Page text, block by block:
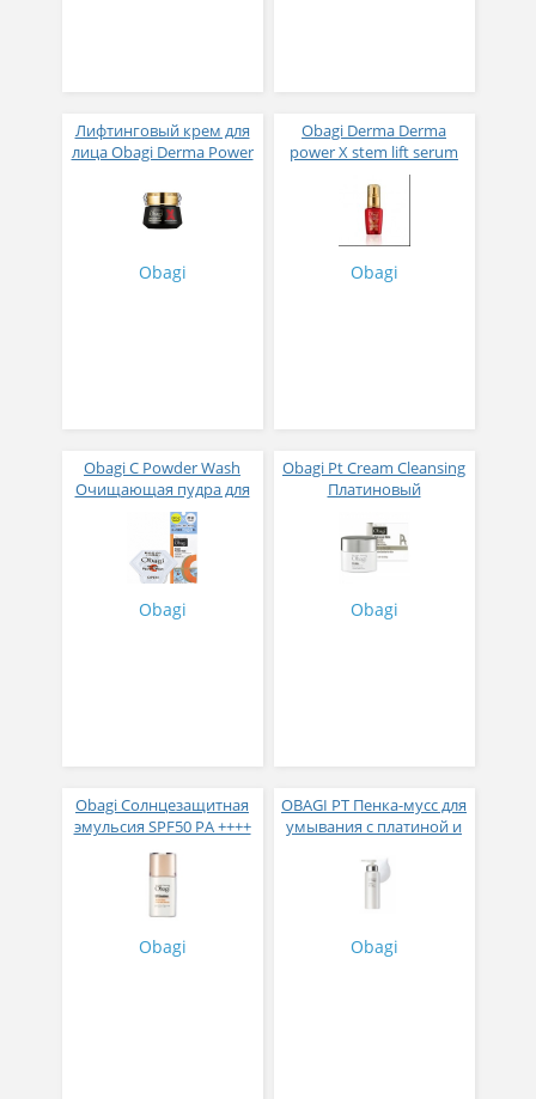
Лифтинговый крем для
лица Obagi Derma Power
Obagi
Obagi Derma Derma
power X stem lift serum
Антивозрастная
лифтинг-сыворотка для
лица 30 мл
Obagi
Obagi C Powder Wash
Очищающая пудра для
лица, 0.4гр 30 шт
Obagi
Obagi Pt Cream Cleansing
Платиновый
гр
Obagi
Obagi Солнцезащитная
эмульсия SPF50 PA ++++
30мл
Obagi
OBAGI PT Пенка-мусс для
умывания с платиной и
Obagi